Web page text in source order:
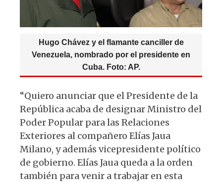
Hugo Chávez y el flamante canciller de
Venezuela, nombrado por el presidente en
Cuba. Foto: AP.
“Quiero anunciar que el Presidente de la
República acaba de designar Ministro del
Poder Popular para las Relaciones
Exteriores al compañero Elías Jaua
Milano, y además vicepresidente político
de gobierno. Elías Jaua queda a la orden
también para venir a trabajar en esta